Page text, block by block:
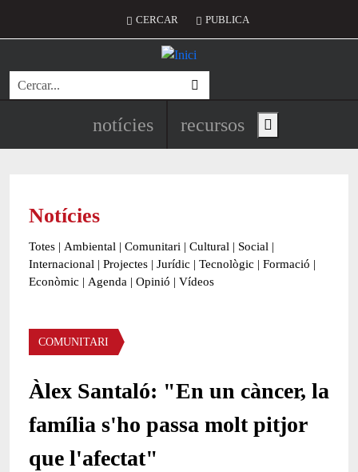
Menú del compte d'usuari
CERCAR PUBLICA
Cerca
Navegació principal de
notícies recursos Show main menu
Notícies
Totes | Ambiental | Comunitari | Cultural | Social |
Internacional | Projectes | Jurídic | Tecnològic | Formació |
Econòmic | Agenda | Opinió | Vídeos
Àmbit de la notícia
COMUNITARI
Àlex Santaló: "En un càncer, la
família s'ho passa molt pitjor
que l'afectat"